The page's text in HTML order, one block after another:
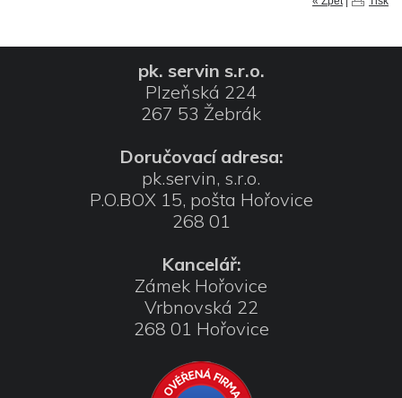
pk. servin s.r.o.
Plzeňská 224
267 53 Žebrák
Doručovací adresa:
pk.servin, s.r.o.
P.O.BOX 15, pošta Hořovice
268 01
Kancelář:
Zámek Hořovice
Vrbnovská 22
268 01 Hořovice